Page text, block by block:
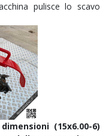
pulisce lo scavo
(15x6.00-6)